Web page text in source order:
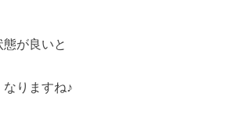
が良いと
りますね♪